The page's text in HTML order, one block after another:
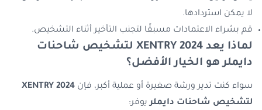
لا يمكن استردادها.
قم بشراء الاعتمادات مسبقًا لتجنب التأخير أثناء التشخيص.
لماذا يعد XENTRY 2024 لتشخيص شاحنات
دايملر هو الخيار الأفضل؟
سواء كنت تدير ورشة صغيرة أو عملية أكبر، فإن XENTRY 2024
لتشخيص شاحنات دايملريوفر: